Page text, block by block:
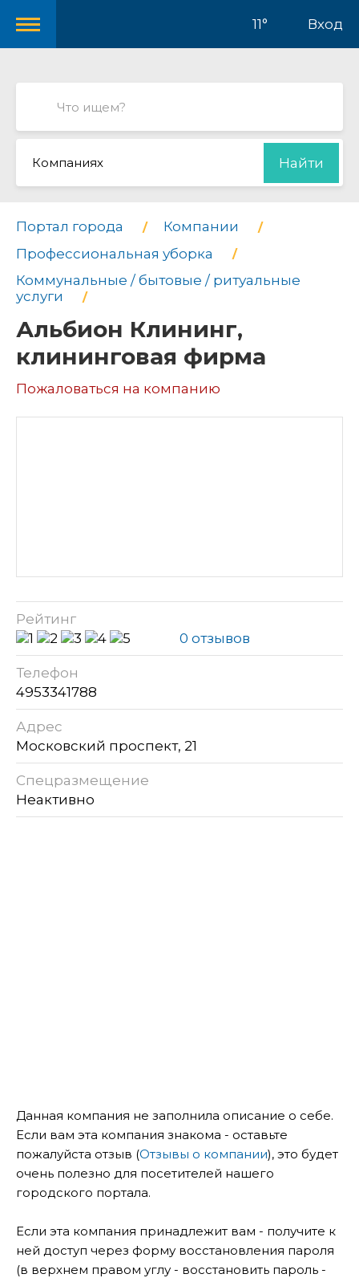
11° Вход
Компаниях Найти
Портал города
Компании
Профессиональная уборка
Коммунальные / бытовые / ритуальные
услуги
Альбион Клининг,
клининговая фирма
Пожаловаться на компанию
Рейтинг
0 отзывов
Телефон
4953341788
Адрес
Московский проспект, 21
Спецразмещение
Неактивно
Данная компания не заполнила описание о себе.
Если вам эта компания знакома - оставьте
пожалуйста отзыв (Отзывы о компании), это будет
очень полезно для посетителей нашего
городского портала.
Если эта компания принадлежит вам - получите к
ней доступ через форму восстановления пароля
(в верхнем правом углу - восстановить пароль -